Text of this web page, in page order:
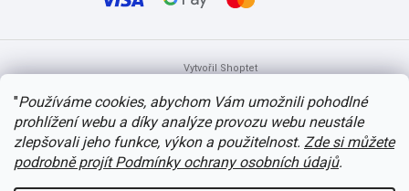
"Používáme cookies, abychom Vám umožnili pohodlné
prohlížení webu a díky analýze provozu webu neustále
zlepšovali jeho funkce, výkon a použitelnost. Zde si můžete
podrobně projít Podmínky ochrany osobních údajů.
Vytvořil Shoptet
Copyright 2026itvlaky.cz. Všechna práva vyhrazena.Upravit nastavení
cookies